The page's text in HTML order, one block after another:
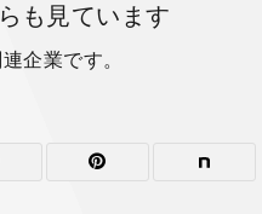
も見ています
企業です。